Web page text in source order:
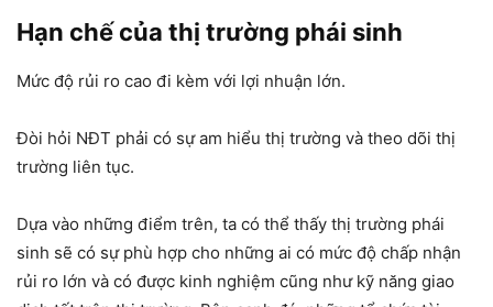
Hạn chế của thị trường phái sinh
Mức độ rủi ro cao đi kèm với lợi nhuận lớn.
Đòi hỏi NĐT phải có sự am hiểu thị trường và theo dõi thị
trường liên tục.
Dựa vào những điểm trên, ta có thể thấy thị trường phái
sinh sẽ có sự phù hợp cho những ai có mức độ chấp nhận
rủi ro lớn và có được kinh nghiệm cũng như kỹ năng giao